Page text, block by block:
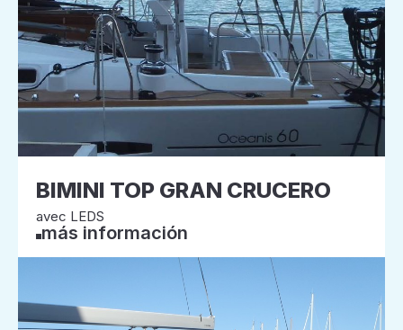
BIMINI TOP GRAN CRUCERO
avec LEDS
más información